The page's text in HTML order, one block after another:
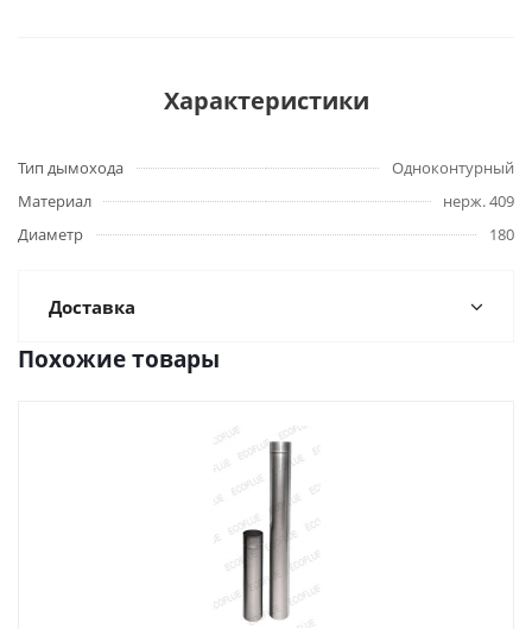
Характеристики
Тип дымохода
Одноконтурный
Материал
нерж. 409
Диаметр
180
Доставка
Похожие товары